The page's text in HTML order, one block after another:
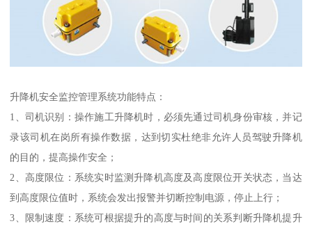
升降机安全监控管理系统功能特点：
1、司机识别：操作施工升降机时，必须先通过司机身份审核，并记
录该司机在岗所有操作数据，达到切实杜绝非允许人员驾驶升降机
的目的，提高操作安全；
2、高度限位：系统实时监测升降机高度及高度限位开关状态，当达
到高度限位值时，系统会发出报警并切断控制电源，停止上行；
3、限制速度：系统可根据提升的高度与时间的关系判断升降机提升